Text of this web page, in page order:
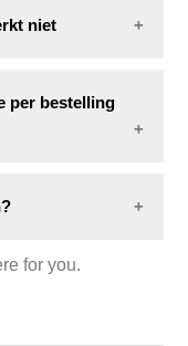
niet
per bestelling
aan.
for you.